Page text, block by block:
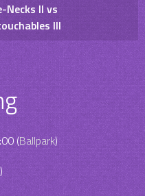
Necks II vs
III
(Ballpark)
)